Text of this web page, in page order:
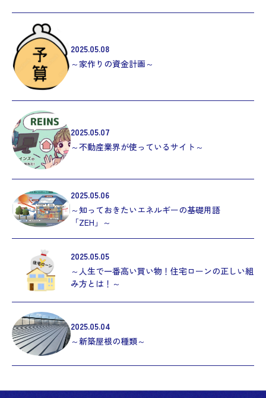
2025.05.08
～家作りの資金計画～
2025.05.07
～不動産業界が使っているサイト～
2025.05.06
～知っておきたいエネルギーの基礎用語
「ZEH」～
2025.05.05
～人生で一番高い買い物！住宅ローンの正しい組
み方とは！～
2025.05.04
～新築屋根の種類～